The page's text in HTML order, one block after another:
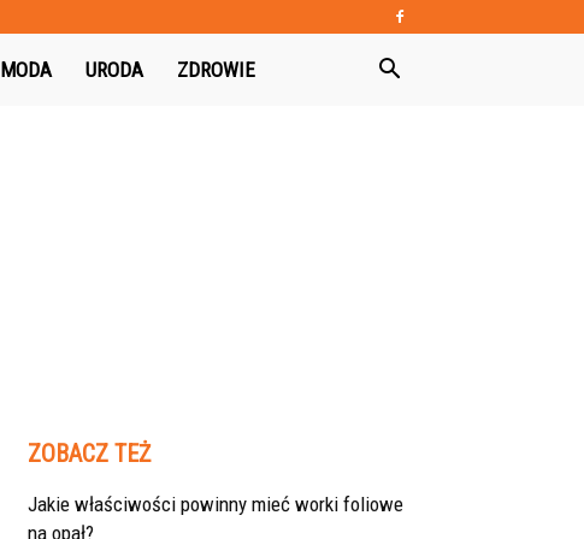
MODA URODA ZDROWIE
ZOBACZ TEŻ
Jakie właściwości powinny mieć worki foliowe
na opał?